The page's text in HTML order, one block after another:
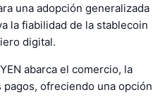
una adopción generalizada
la fiabilidad de la stablecoin
digital.
abarca el comercio, la
ofreciendo una opción